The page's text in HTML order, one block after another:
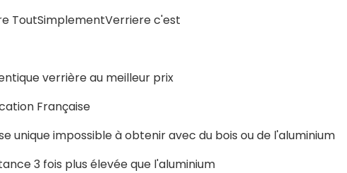
ToutSimplementVerriere c'est
verrière au meilleur prix
Française
unique impossible à obtenir avec du bois ou de l'aluminium
3 fois plus élevée que l'aluminium